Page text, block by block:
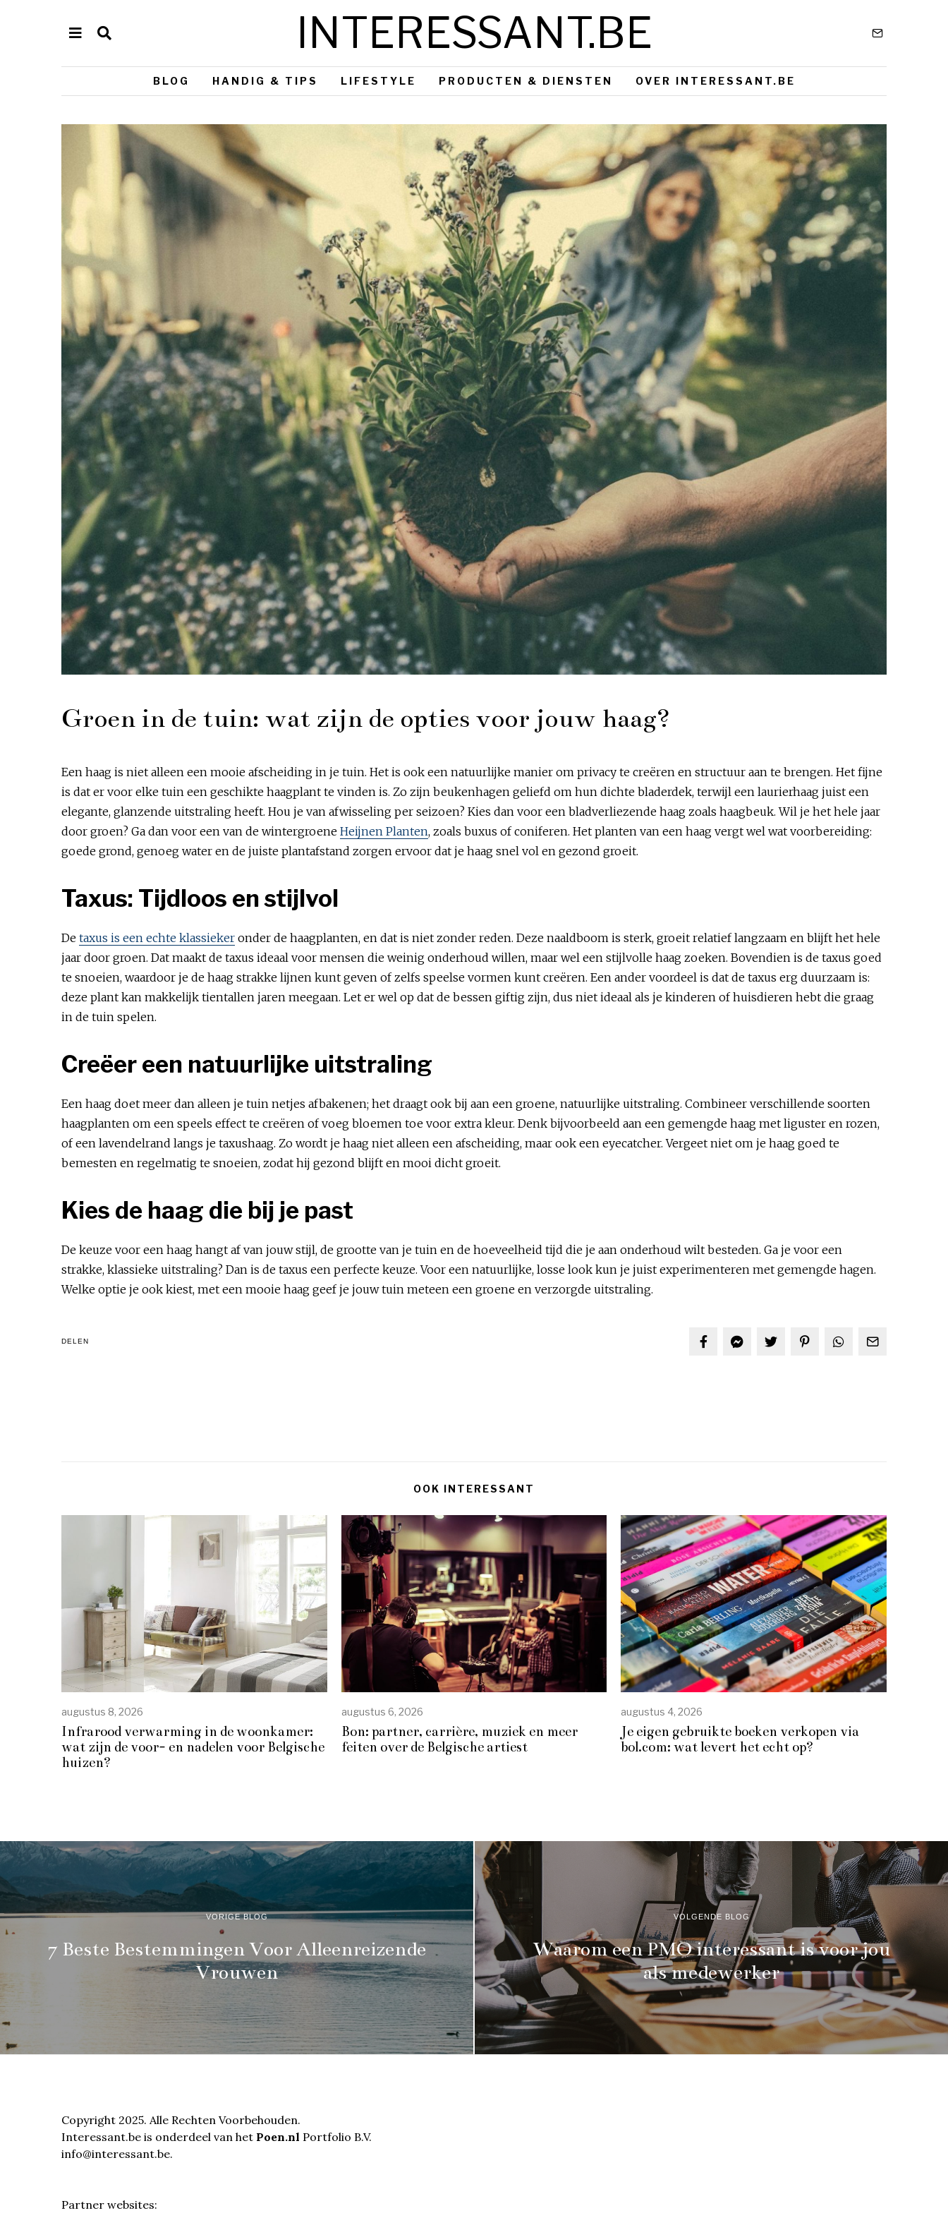
INTERESSANT.BE
BLOG HANDIG & TIPS LIFESTYLE PRODUCTEN & DIENSTEN OVER INTERESSANT.BE
Groen in de tuin: wat zijn de opties voor jouw haag?
Een haag is niet alleen een mooie afscheiding in je tuin. Het is ook een natuurlijke manier om privacy te creëren en structuur aan te brengen. Het fijne
is dat er voor elke tuin een geschikte haagplant te vinden is. Zo zijn beukenhagen geliefd om hun dichte bladerdek, terwijl een laurierhaag juist een
elegante, glanzende uitstraling heeft. Hou je van afwisseling per seizoen? Kies dan voor een bladverliezende haag zoals haagbeuk. Wil je het hele jaar
door groen? Ga dan voor een van de wintergroene Heijnen Planten, zoals buxus of coniferen. Het planten van een haag vergt wel wat voorbereiding:
goede grond, genoeg water en de juiste plantafstand zorgen ervoor dat je haag snel vol en gezond groeit.
Taxus: Tijdloos en stijlvol
De taxus is een echte klassieker onder de haagplanten, en dat is niet zonder reden. Deze naaldboom is sterk, groeit relatief langzaam en blijft het hele
jaar door groen. Dat maakt de taxus ideaal voor mensen die weinig onderhoud willen, maar wel een stijlvolle haag zoeken. Bovendien is de taxus goed
te snoeien, waardoor je de haag strakke lijnen kunt geven of zelfs speelse vormen kunt creëren. Een ander voordeel is dat de taxus erg duurzaam is:
deze plant kan makkelijk tientallen jaren meegaan. Let er wel op dat de bessen giftig zijn, dus niet ideaal als je kinderen of huisdieren hebt die graag
in de tuin spelen.
Creëer een natuurlijke uitstraling
Een haag doet meer dan alleen je tuin netjes afbakenen; het draagt ook bij aan een groene, natuurlijke uitstraling. Combineer verschillende soorten
haagplanten om een speels effect te creëren of voeg bloemen toe voor extra kleur. Denk bijvoorbeeld aan een gemengde haag met liguster en rozen,
of een lavendelrand langs je taxushaag. Zo wordt je haag niet alleen een afscheiding, maar ook een eyecatcher. Vergeet niet om je haag goed te
bemesten en regelmatig te snoeien, zodat hij gezond blijft en mooi dicht groeit.
Kies de haag die bij je past
De keuze voor een haag hangt af van jouw stijl, de grootte van je tuin en de hoeveelheid tijd die je aan onderhoud wilt besteden. Ga je voor een
strakke, klassieke uitstraling? Dan is de taxus een perfecte keuze. Voor een natuurlijke, losse look kun je juist experimenteren met gemengde hagen.
Welke optie je ook kiest, met een mooie haag geef je jouw tuin meteen een groene en verzorgde uitstraling.
DELEN
OOK INTERESSANT
augustus 8, 2026
Infrarood verwarming in de woonkamer:
wat zijn de voor- en nadelen voor Belgische
huizen?
augustus 6, 2026
Bon: partner, carrière, muziek en meer
feiten over de Belgische artiest
augustus 4, 2026
Je eigen gebruikte boeken verkopen via
bol.com: wat levert het echt op?
VORIGE BLOG
7 Beste Bestemmingen Voor Alleenreizende
Vrouwen
VOLGENDE BLOG
Waarom een PMO interessant is voor jou
als medewerker
Copyright 2025. Alle Rechten Voorbehouden.
Interessant.be is onderdeel van het Poen.nl Portfolio B.V.
info@interessant.be.
Partner websites: